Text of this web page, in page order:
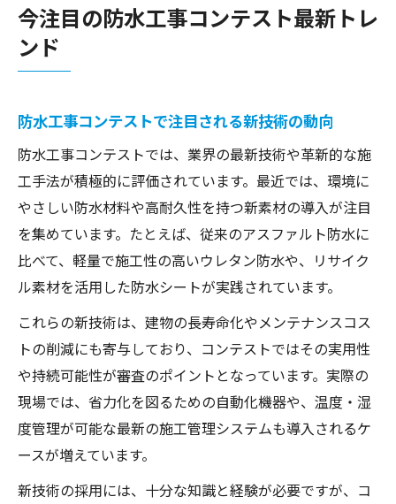
今注目の防水工事コンテスト最新トレ
ンド
防水工事コンテストで注目される新技術の動向
防水工事コンテストでは、業界の最新技術や革新的な施
工手法が積極的に評価されています。最近では、環境に
やさしい防水材料や高耐久性を持つ新素材の導入が注目
を集めています。たとえば、従来のアスファルト防水に
比べて、軽量で施工性の高いウレタン防水や、リサイク
ル素材を活用した防水シートが実践されています。
これらの新技術は、建物の長寿命化やメンテナンスコス
トの削減にも寄与しており、コンテストではその実用性
や持続可能性が審査のポイントとなっています。実際の
現場では、省力化を図るための自動化機器や、温度・湿
度管理が可能な最新の施工管理システムも導入されるケ
ースが増えています。
新技術の採用には、十分な知識と経験が必要ですが、コ